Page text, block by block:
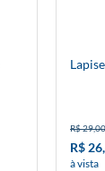
R$ 29,00
R$
à vista